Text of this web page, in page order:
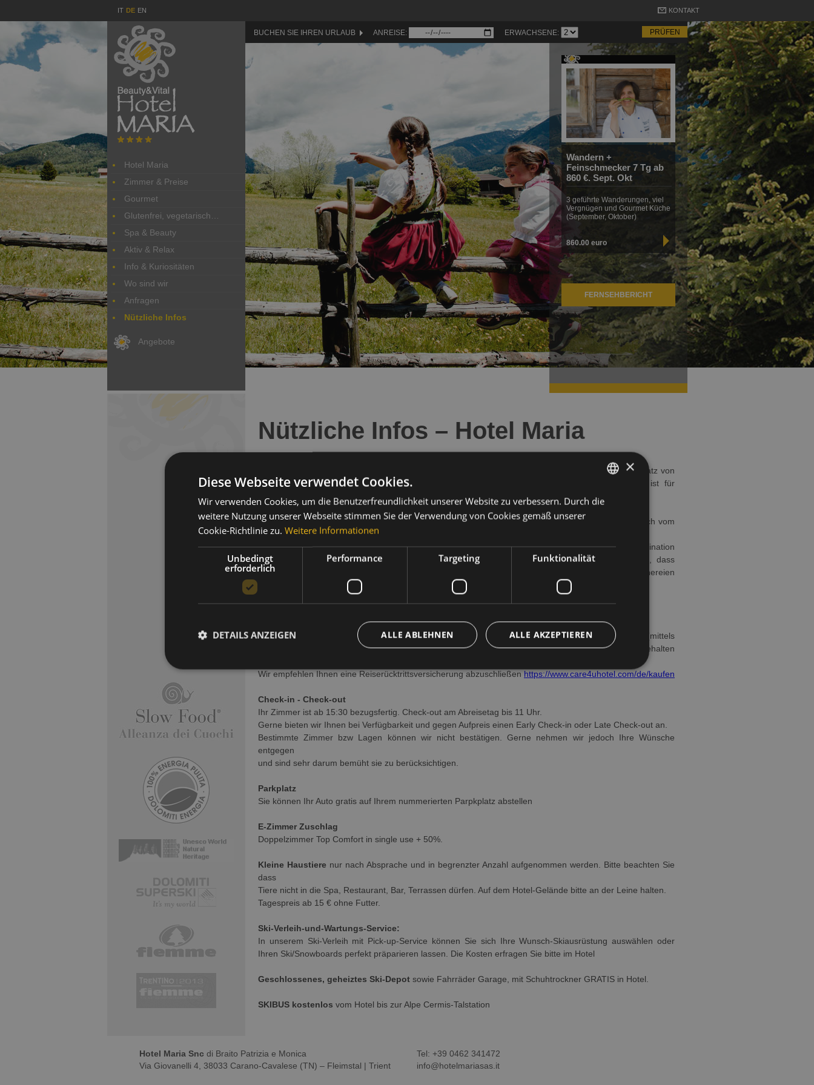
IT DE EN KONTAKT
Hotel Maria
Zimmer & Preise
Gourmet
Glutenfrei, vegetarisch…
Spa & Beauty
Aktiv & Relax
Info & Kuriositäten
Wo sind wir
Anfragen
Nützliche Infos
Angebote
BUCHEN SIE IHREN URLAUB ANREISE: ERWACHSENE:
Wandern +
Feinschmecker 7 Tg ab
860 €. Sept. Okt
3 geführte Wanderungen, viel
Vergnügen und Gourmet Küche
(September, Oktober)
860.00 euro
FERNSEHBERICHT
Nützliche Infos – Hotel Maria
: Jedes Zimmer unterliegt vor Anreise der Gäste einer speziellen Desinfektion unter Einsatz von
eigenen Antiviren-Putzmitteln. Zusätzlich, garantieren wir dass Ihr Zimmer, vor Ihrer Ankunft, ist für
mindestens 24 Std. belüftet.
Sämtliche Hotelwäsche werden von einer professionellen Wäscherei gereinigt.
Sie wenden ein sogenanntes chemisch-thermisches Trisanox-Desinfektionsverfahren an, welches auch vom
Robert-Koch-Institut als erprobt gilt.
„Die Europäische Norm EN 14065 beinhaltet als zentrales Element einen Kontrollsystem-Biokontamination
(RABC) Risikomanagementansatz, der darauf abzielt, Wäschereien dahingehend zu unterstützen, dass
diese fortlaufend in der Lage sind, eine mikrobiologisch einwandfreie Qualität der in Wäschereien
aufbereiteten Textilien zu gewährleisten.“
Schön, dass Sie uns besuchen!
Ihre Reservierung ist erst dann bindend, wenn eine Anzahlung für ca. 3 Aufenthaltstage vorliegt (mittels
Scheck oder Banküberweisung) Sollte Ihre Zahlung nicht fristgerecht (7 Tage) bei uns eintreffen, behalten
Wir empfehlen Ihnen eine Reiserücktrittsversicherung abzuschließen https://www.care4uhotel.com/de/kaufen
Check-in - Check-out
Ihr Zimmer ist ab 15:30 bezugsfertig. Check-out am Abreisetag bis 11 Uhr.
Gerne bieten wir Ihnen bei Verfügbarkeit und gegen Aufpreis einen Early Check-in oder Late Check-out an.
Bestimmte Zimmer bzw Lagen können wir nicht bestätigen. Gerne nehmen wir jedoch Ihre Wünsche
entgegen
und sind sehr darum bemüht sie zu berücksichtigen.
Parkplatz
Sie können Ihr Auto gratis auf Ihrem nummerierten Parpkplatz abstellen
E-Zimmer Zuschlag
Doppelzimmer Top Comfort in single use + 50%.
Kleine Haustiere nur nach Absprache und in begrenzter Anzahl aufgenommen werden. Bitte beachten Sie
dass
Tiere nicht in die Spa, Restaurant, Bar, Terrassen dürfen. Auf dem Hotel-Gelände bitte an der Leine halten.
Tagespreis ab 15 € ohne Futter.
Ski-Verleih-und-Wartungs-Service:
In unserem Ski-Verleih mit Pick-up-Service können Sie sich Ihre Wunsch-Skiausrüstung auswählen oder
Ihren Ski/Snowboards perfekt präparieren lassen. Die Kosten erfragen Sie bitte im Hotel
Geschlossenes, geheiztes Ski-Depot sowie Fahrräder Garage, mit Schuhtrockner GRATIS in Hotel.
SKIBUS kostenlos vom Hotel bis zur Alpe Cermis-Talstation
Hotel Maria Snc di Braito Patrizia e Monica
Via Giovanelli 4, 38033 Carano-Cavalese (TN) – Fleimstal | Trient
Tel: +39 0462 341472
info@hotelmariasas.it
ITALIAN
×
Diese Webseite verwendet Cookies.
Wir verwenden Cookies, um die Benutzerfreundlichkeit unserer Website zu verbessern. Durch die
weitere Nutzung unserer Webseite stimmen Sie der Verwendung von Cookies gemäß unserer
Cookie-Richtlinie zu. Weitere Informationen
Unbedingt
erforderlich
Performance Targeting Funktionalität
ALLE AKZEPTIEREN
ALLE ABLEHNEN
DETAILS ANZEIGEN